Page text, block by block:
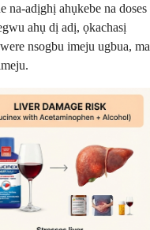
adịghị ahụkebe na doses
ahụ dị adị, ọkachasị
nsogbu imeju ugbua, ma